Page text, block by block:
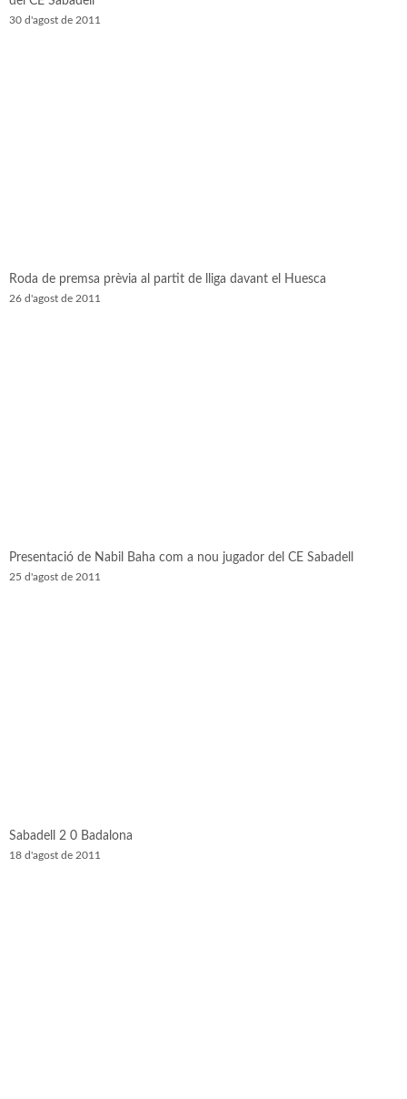
30 d'agost de 2011
Roda de premsa prèvia al partit de lliga davant el Huesca
26 d'agost de 2011
Presentació de Nabil Baha com a nou jugador del CE Sabadell
25 d'agost de 2011
Sabadell 2 0 Badalona
18 d'agost de 2011